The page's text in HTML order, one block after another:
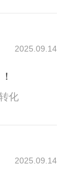
2025.09.14
化
2025.09.14